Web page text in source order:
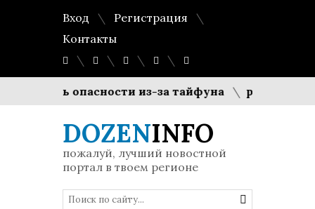
Вход
Регистрация
Контакты
опасности из-за тайфуна pH-баланс
DOZENINFO
пожалуй, лучший новостной
портал в твоем регионе